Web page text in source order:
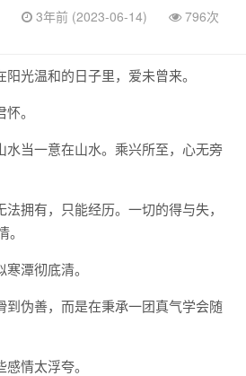
3年前 (2023-06-14)
796次
光温和的日子里，爱未曾来。
。
水当一意在山水。乘兴所至，心无旁
拥有，只能经历。一切的得与失，
潭彻底清。
到伪善，而是在秉承一团真气学会随
情太浮夸。